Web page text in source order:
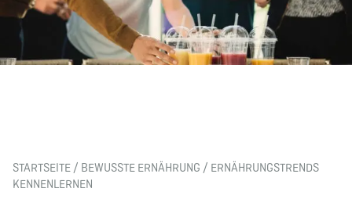
STARTSEITE / BEWUSSTE ERNÄHRUNG / ERNÄHRUNGSTRENDS
KENNENLERNEN